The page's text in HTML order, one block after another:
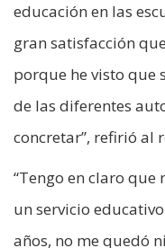
educación en las
gran satisfacción
porque he visto que
de las diferentes
concretar”, refirió al
“Tengo en claro que
un servicio
años, no me quedó